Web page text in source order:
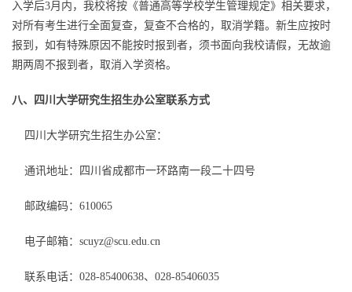
入学后3月内，我校将按《普通高等学校学生管理规定》相关要求，
对所有考生进行全面复查，复查不合格的，取消学籍。新生应按时
报到，如有特殊原因不能按时报到者，须书面向我校请假，无故逾
期两周不报到者，取消入学资格。
八、四川大学研究生招生办公室联系方式
四川大学研究生招生办公室：
通讯地址：四川省成都市一环路南一段二十四号
邮政编码：610065
电子邮箱：scuyz@scu.edu.cn
联系电话：028-85400638、028-85406035